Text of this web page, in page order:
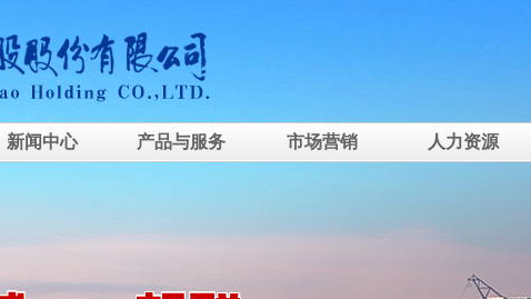
新闻中心 产品与服务 市场营销 人力资源